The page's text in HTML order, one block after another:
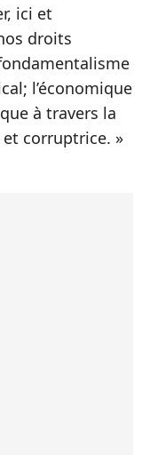
ici et
droits
l’économique
à travers la
corruptrice. »